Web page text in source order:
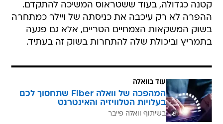
קטנה כגדולה, בעוד ששטראוס המשיכה להתקדם.
ההפרה לא רק עיכבה את כניסתה של ויילר כמתחרה
בשוק המשקאות הצמחיים הטריים, אלא גם פגעה
בתמריץ וביכולת שלה להתחרות בשוק זה בעתיד.
עוד בוואלה
המהפכה של וואלה Fiber שתחסוך לכם
בעלויות הטלוויזיה והאינטרנט
בשיתוף וואלה פייבר